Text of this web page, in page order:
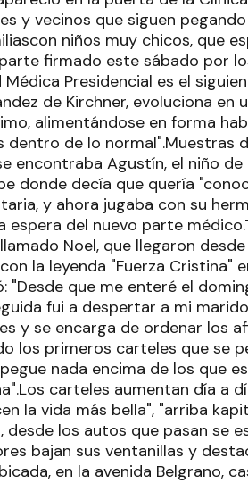
y vecinos que siguen
niños muy chicos, que
firmado este sábado por
Presidencial es el
de Kirchner, evoluciona en
alimentándose en forma
de lo normal".Muestras
encontraba Agustín, el niño
donde decía que quería
y ahora jugaba con su
espera del nuevo parte
Noel, que llegaron
la leyenda "Fuerza Cristina"
"Desde que me enteré el
fui a despertar a mi
y se encarga de ordenar los
los primeros carteles que se
nada encima de los que
carteles aumentan día a
la vida más bella", "arriba
los autos que pasan se
bajan sus ventanillas y
en la avenida Belgrano,